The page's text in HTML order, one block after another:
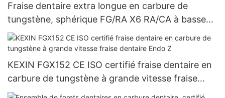
Fraise dentaire extra longue en carbure de
tungstène, sphérique FG/RA X6 RA/CA à basse
vitesse, ISO 500 205 001 001 018, meules de
polissage en résine composite dentaire et
système imprégné de diamant pour outils de
laboratoire
KEXIN FGX152 CE ISO certifié fraise dentaire en
carbure de tungstène à grande vitesse fraise
dentaire Endo Z